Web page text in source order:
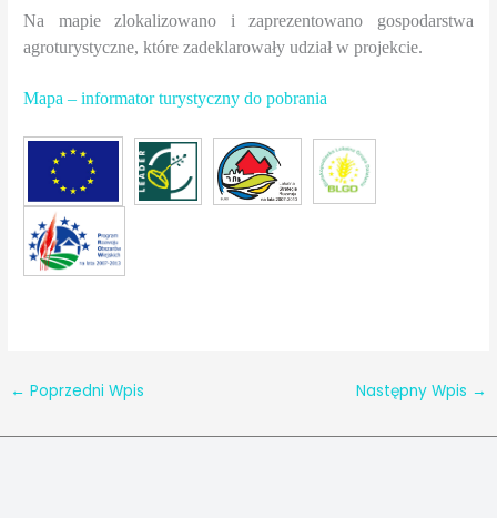
Na mapie zlokalizowano i zaprezentowano gospodarstwa
agroturystyczne, które zadeklarowały udział w projekcie.
Mapa – informator turystyczny do pobrania
← Poprzedni Wpis Następny Wpis →